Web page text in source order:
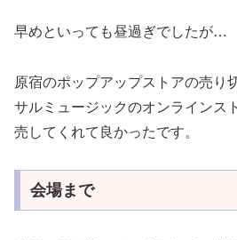
早めといっても昼過ぎでしたが…
原宿のポップアップストアの売り
サルミュージックのオンラインス
売してくれて良かったです。
会場まで